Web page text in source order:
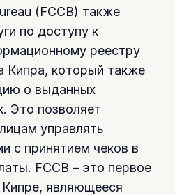
(FCCB) также
по доступу к
реестру
Кипра, который также
о выданных
Это позволяет
управлять
с принятием чеков в
FCCB – это первое
являющееся